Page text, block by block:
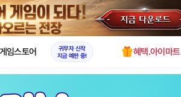
X
게임스토어
귀무자 신작
지금 예판 중!
혜택.아이마트